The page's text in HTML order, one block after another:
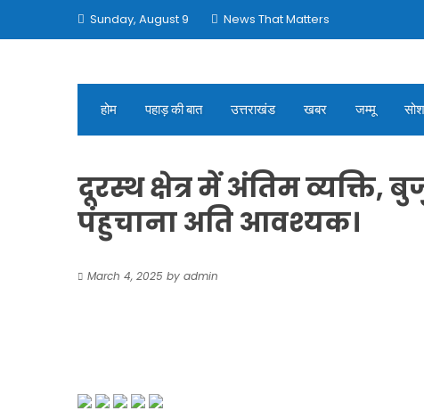
Sunday, August 9 News That Matters
होम पहाड़ की बात उत्तराखंड खबर जम्मू
दूरस्थ क्षेत्र में अंतिम व्यक्ति,
पंहुचाना अति आवश्यक।
March 4, 2025 by admin